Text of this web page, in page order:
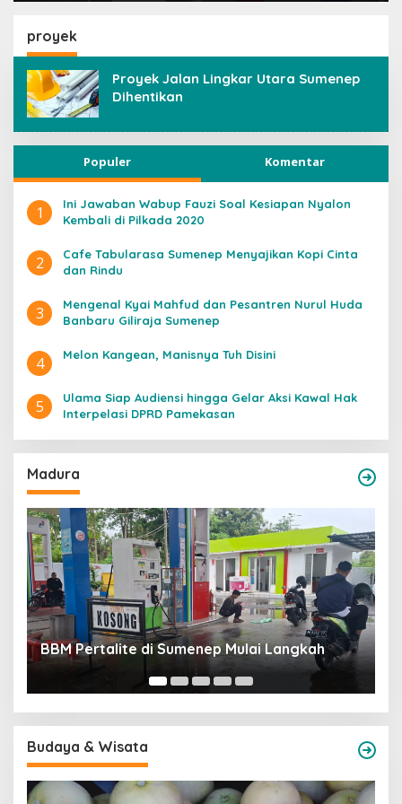
proyek
Proyek Jalan Lingkar Utara Sumenep
Dihentikan
Populer Komentar
1
Ini Jawaban Wabup Fauzi Soal Kesiapan Nyalon
Kembali di Pilkada 2020
2
Cafe Tabularasa Sumenep Menyajikan Kopi Cinta
dan Rindu
3
Mengenal Kyai Mahfud dan Pesantren Nurul Huda
Banbaru Giliraja Sumenep
4 Melon Kangean, Manisnya Tuh Disini
5
Ulama Siap Audiensi hingga Gelar Aksi Kawal Hak
Interpelasi DPRD Pamekasan
Madura
di Sumenep Mulai Langkah
Rekrutmen
Terima Suap
Budaya & Wisata